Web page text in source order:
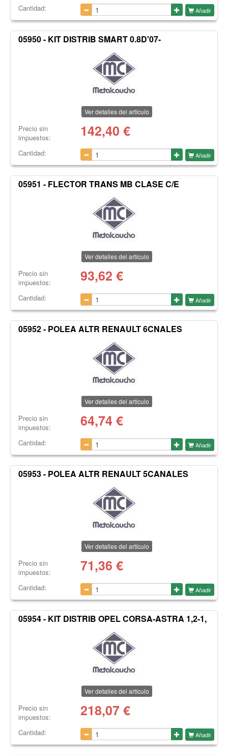
Cantidad: Añadir
05950 - KIT DISTRIB SMART 0.8D'07-
Ver detalles del artículo
Precio sin
impuestos:
142,40 €
Cantidad: Añadir
05951 - FLECTOR TRANS MB CLASE C/E
Ver detalles del artículo
Precio sin
impuestos:
93,62 €
Cantidad: Añadir
05952 - POLEA ALTR RENAULT 6CNALES
Ver detalles del artículo
Precio sin
impuestos:
64,74 €
Cantidad: Añadir
05953 - POLEA ALTR RENAULT 5CANALES
Ver detalles del artículo
Precio sin
impuestos:
71,36 €
Cantidad: Añadir
05954 - KIT DISTRIB OPEL CORSA-ASTRA 1,2-1,
Ver detalles del artículo
Precio sin
impuestos:
218,07€
Cantidad: Añadir